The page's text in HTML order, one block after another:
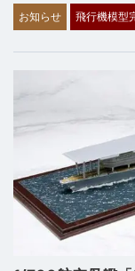
お知らせ 飛行機模型